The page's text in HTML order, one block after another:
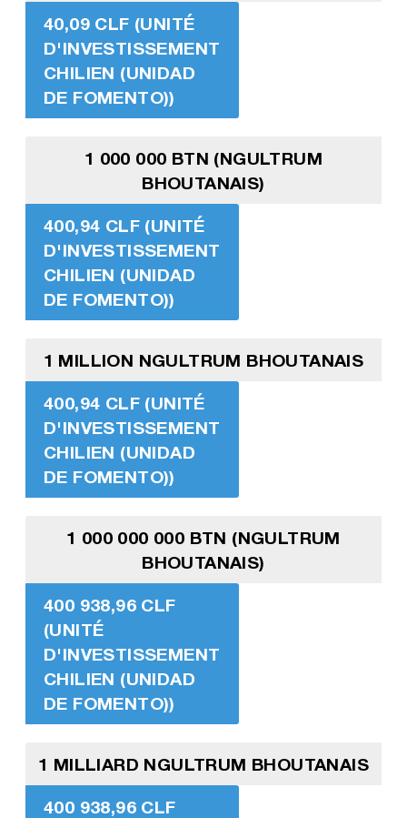
40,09 CLF (UNITÉ
D'INVESTISSEMENT
CHILIEN (UNIDAD
DE FOMENTO))
1 000 000 BTN (NGULTRUM
BHOUTANAIS)
400,94 CLF (UNITÉ
D'INVESTISSEMENT
CHILIEN (UNIDAD
DE FOMENTO))
1 MILLION NGULTRUM BHOUTANAIS
400,94 CLF (UNITÉ
D'INVESTISSEMENT
CHILIEN (UNIDAD
DE FOMENTO))
1 000 000 000 BTN (NGULTRUM
BHOUTANAIS)
400 938,96 CLF
(UNITÉ
D'INVESTISSEMENT
CHILIEN (UNIDAD
DE FOMENTO))
1 MILLIARD NGULTRUM BHOUTANAIS
400 938,96 CLF